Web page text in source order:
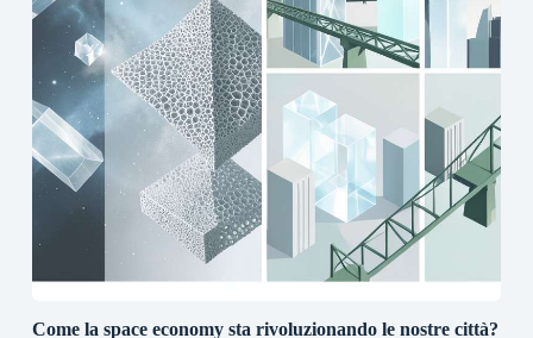
Come la space economy sta rivoluzionando le nostre città?